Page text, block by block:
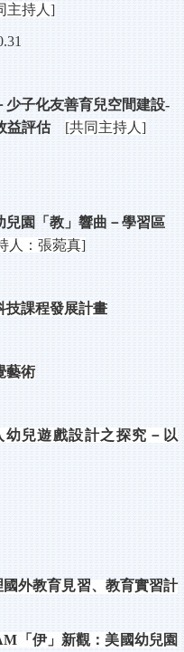
主持人 ]
少子化友善育兒空間建設-
益評估 [共同主持人 ]
兒園「教」響曲－學習區
人：張菀真]
技課程發展計畫
藝術
幼兒遊戲設計之探究－以
國外教育見習、教育實習計
「伊」新觀：美國幼兒園